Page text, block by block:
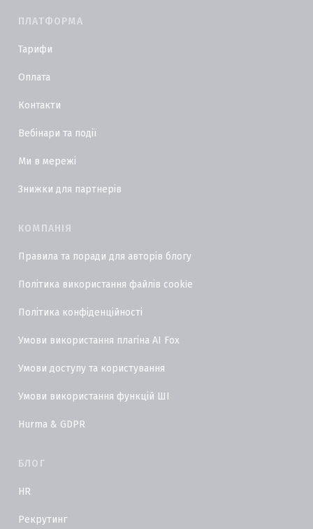
ПЛАТФОРМА
Тарифи
Оплата
Контакти
Вебінари та події
Ми в мережі
Знижки для партнерів
КОМПАНІЯ
Правила та поради для авторів блогу
Політика використання файлів cookie
Політика конфіденційності
Умови використання плагіна AI Fox
Умови доступу та користування
Умови використання функцій ШІ
Hurma & GDPR
БЛОГ
HR
Рекрутинг